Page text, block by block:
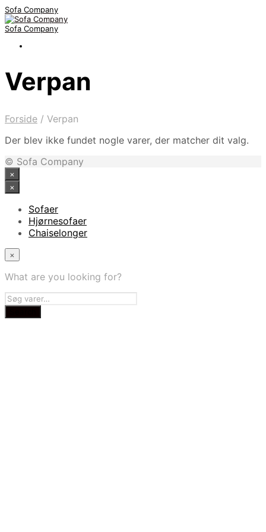
Sofa Company
Sofa Company
Verpan
Forside / Verpan
Der blev ikke fundet nogle varer, der matcher dit valg.
© Sofa Company
×
×
Sofaer
Hjørnesofaer
Chaiselonger
×
What are you looking for?